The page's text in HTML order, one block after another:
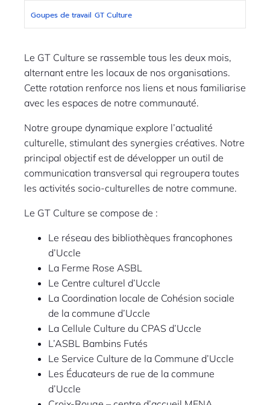
Goupes de travail GT Culture
Le GT Culture se rassemble tous les deux mois,
alternant entre les locaux de nos organisations.
Cette rotation renforce nos liens et nous familiarise
avec les espaces de notre communauté.
Notre groupe dynamique explore l’actualité
culturelle, stimulant des synergies créatives. Notre
principal objectif est de développer un outil de
communication transversal qui regroupera toutes
les activités socio-culturelles de notre commune.
Le GT Culture se compose de :
Le réseau des bibliothèques francophones
d’Uccle
La Ferme Rose ASBL
Le Centre culturel d’Uccle
La Coordination locale de Cohésion sociale
de la commune d’Uccle
La Cellule Culture du CPAS d’Uccle
L’ASBL Bambins Futés
Le Service Culture de la Commune d’Uccle
Les Éducateurs de rue de la commune
d’Uccle